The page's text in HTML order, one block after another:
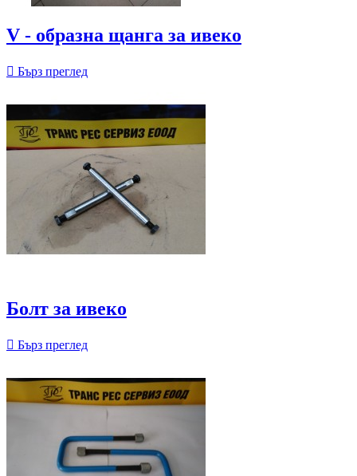
V - образна щанга за ивеко
 Бърз преглед
Болт за ивеко
 Бърз преглед